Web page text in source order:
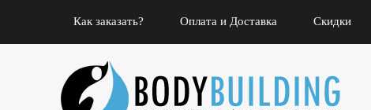
Как заказать? Оплата и Доставка Скидки